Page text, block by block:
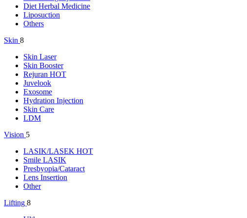
Diet Herbal Medicine
Liposuction
Others
Skin 8
Skin Laser
Skin Booster
Rejuran HOT
Juvelook
Exosome
Hydration Injection
Skin Care
LDM
Vision 5
LASIK/LASEK HOT
Smile LASIK
Presbyopia/Cataract
Lens Insertion
Other
Lifting 8